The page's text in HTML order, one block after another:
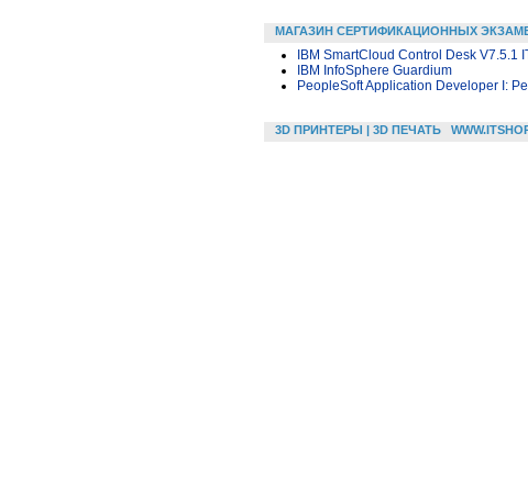
МАГАЗИН СЕРТИФИКАЦИОННЫХ
IBM SmartCloud Control Desk V7.5.1
IBM InfoSphere Guardium
PeopleSoft Application Developer I:
3D ПРИНТЕРЫ | 3D ПЕЧАТЬ